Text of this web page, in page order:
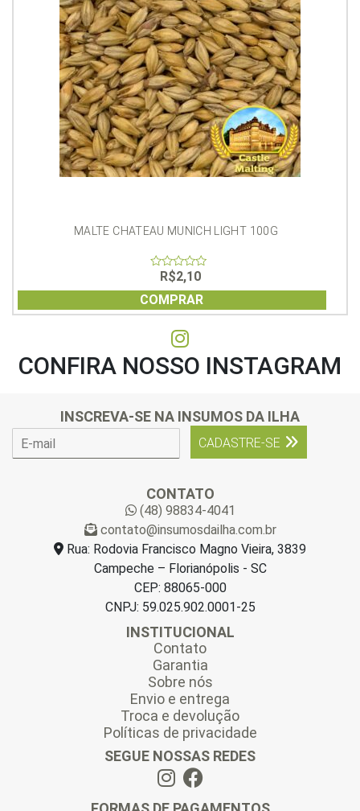
MALTE CHATEAU MUNICH LIGHT 100G
of
5
R$2,10
COMPRAR
CONFIRA NOSSO INSTAGRAM
INSCREVA-SE NA INSUMOS DA ILHA
CADASTRE-SE
CONTATO
(48) 98834-4041
contato@insumosdailha.com.br
Rua: Rodovia Francisco Magno Vieira, 3839
Campeche – Florianópolis - SC
CEP: 88065-000
CNPJ: 59.025.902.0001-25
INSTITUCIONAL
Contato
Garantia
Sobre nós
Envio e entrega
Troca e devolução
Políticas de privacidade
SEGUE NOSSAS REDES